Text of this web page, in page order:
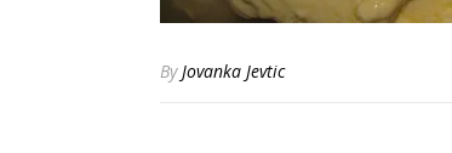
ByJovanka Jevtic